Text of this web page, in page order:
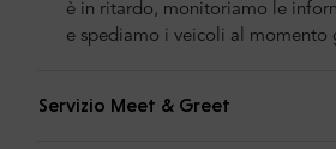
è in ritardo, monitoriamo le
e spediamo i veicoli al momento
Servizio Meet & Greet